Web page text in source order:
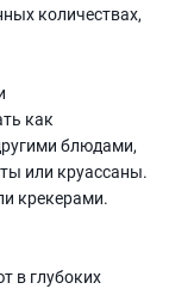
количествах,
как
блюдами,
или круассаны.
крекерами.
в глубоких